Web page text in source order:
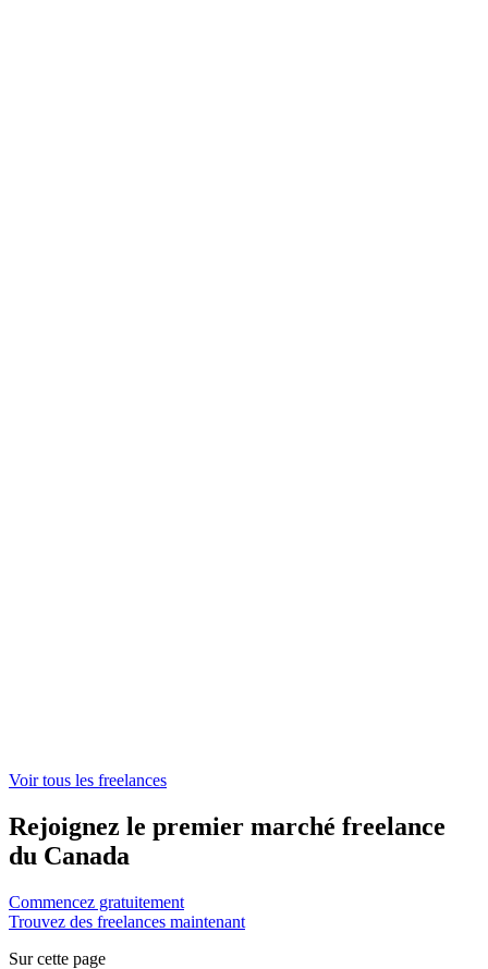
Voir tous les freelances
Rejoignez le premier marché freelance
du Canada
Commencez gratuitement
Trouvez des freelances maintenant
Sur cette page